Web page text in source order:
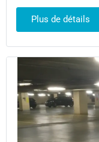
Plus de détails